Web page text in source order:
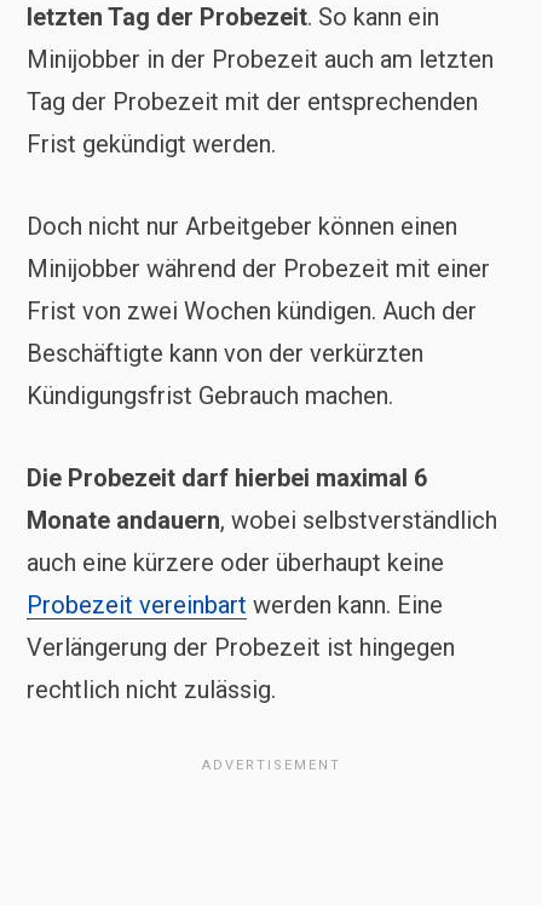
letzten Tag der Probezeit. So kann ein
Minijobber in der Probezeit auch am letzten
Tag der Probezeit mit der entsprechenden
Frist gekündigt werden.
Doch nicht nur Arbeitgeber können einen
Minijobber während der Probezeit mit einer
Frist von zwei Wochen kündigen. Auch der
Beschäftigte kann von der verkürzten
Kündigungsfrist Gebrauch machen.
Die Probezeit darf hierbei maximal 6
Monate andauern, wobei selbstverständlich
auch eine kürzere oder überhaupt keine
Probezeit vereinbart werden kann. Eine
Verlängerung der Probezeit ist hingegen
rechtlich nicht zulässig.